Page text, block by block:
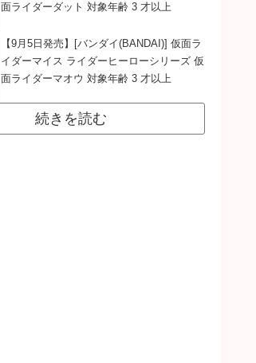
面ライダーダット 対象年齢 3 才以上
【9月5日発売】[バンダイ(BANDAI)] 仮面ラ
イダーマイス ライダーヒーローシリーズ 仮
面ライダーマオウ 対象年齢 3 才以上
続きを読む